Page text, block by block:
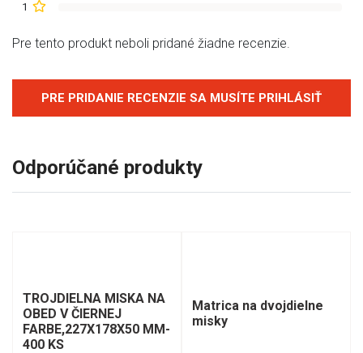
1
Pre tento produkt neboli pridané žiadne recenzie.
PRE PRIDANIE RECENZIE SA MUSÍTE PRIHLÁSIŤ
Odporúčané produkty
TROJDIELNA MISKA NA
OBED V ČIERNEJ
FARBE,227X178X50 MM-
400 KS
Matrica na dvojdielne
misky